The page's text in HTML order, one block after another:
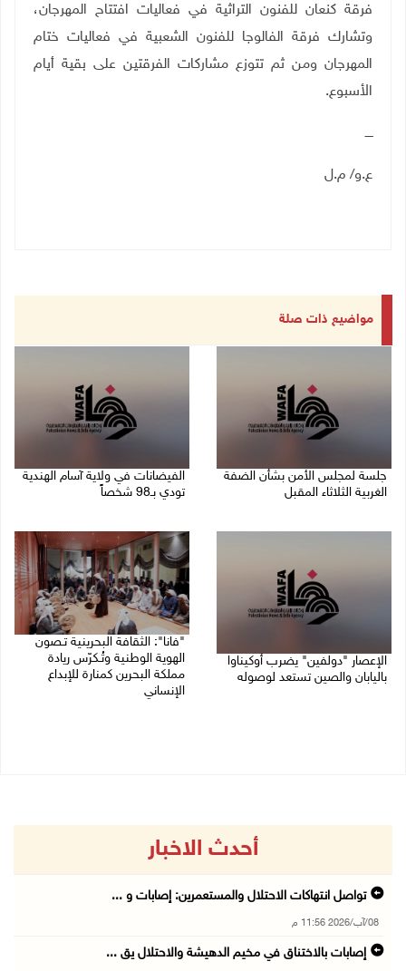
فرقة كنعان للفنون التراثية في فعاليات افتتاح المهرجان،
وتشارك فرقة الفالوجا للفنون الشعبية في فعاليات ختام
المهرجان ومن ثم تتوزع مشاركات الفرقتين على بقية أيام
الأسبوع.
ــــ
ع.و/ م.ل
مواضيع ذات صلة
جلسة لمجلس الأمن بشأن الضفة
الغربية الثلاثاء المقبل
الفيضانات في ولاية آسام الهندية
تودي بـ98 شخصاً
الإعصار "دولفين" يضرب أوكيناوا
باليابان والصين تستعد لوصوله
"فانا": الثقافة البحرينية تـصون
الهوية الوطنية وتُـكرّس ريادة
مملكة البحرين كمنارة للإبداع
الإنساني
أحدث الاخبار
تواصل انتهاكات الاحتلال والمستعمرين: إصابات و ...
08/آب/2026 11:56 م
إصابات بالاختناق في مخيم الدهيشة والاحتلال يق ...